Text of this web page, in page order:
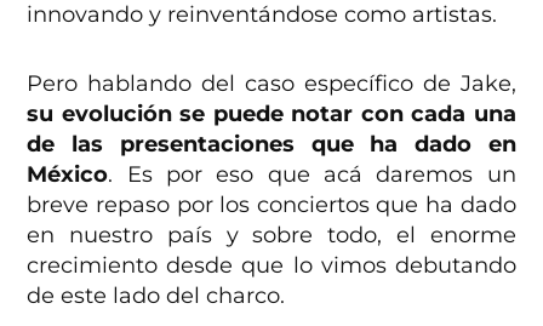
innovando y reinventándose como artistas.
Pero hablando del caso específico de Jake,
su evolución se puede notar con cada una
de las presentaciones que ha dado en
México. Es por eso que acá daremos un
breve repaso por los conciertos que ha dado
en nuestro país y sobre todo, el enorme
crecimiento desde que lo vimos debutando
de este lado del charco.